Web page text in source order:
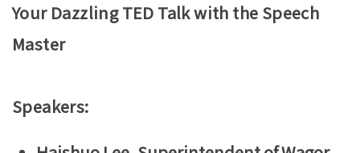
Your Dazzling TED Talk with the Speech
Master
Speakers: